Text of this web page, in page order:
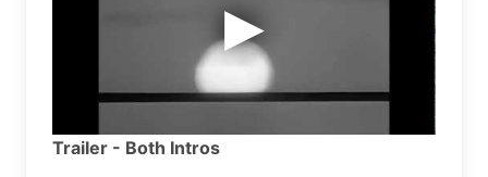
Trailer - Both Intros